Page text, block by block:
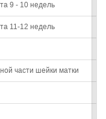
9 - 10 недель
11-12 недель
части шейки матки